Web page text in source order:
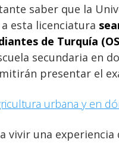
saber que la
esta licenciatura
de Turquía
secundaria en
presentar el
urbana y en
vivir una